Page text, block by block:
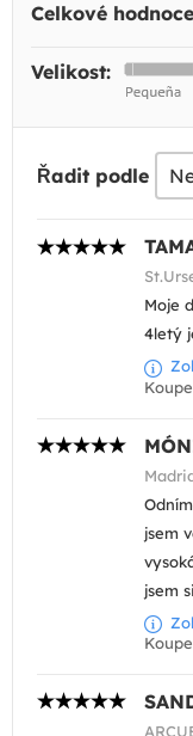
Celkové
Velikost:
Řadit podle
Moje
4letý
jsem
jsem